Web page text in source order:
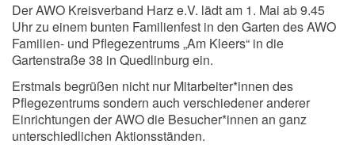
Der AWO Kreisverband Harz e.V. lädt am 1. Mai ab 9.45
Uhr zu einem bunten Familienfest in den Garten des AWO
Familien- und Pflegezentrums „Am Kleers“ in die
Gartenstraße 38 in Quedlinburg ein.
Erstmals begrüßen nicht nur Mitarbeiter*innen des
Pflegezentrums sondern auch verschiedener anderer
Einrichtungen der AWO die Besucher*innen an ganz
unterschiedlichen Aktionsständen.